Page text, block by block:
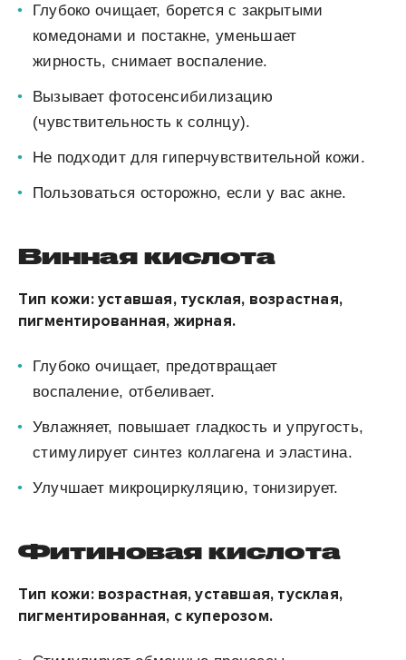
Глубоко очищает, борется с закрытыми
комедонами и постакне, уменьшает
жирность, снимает воспаление.
Вызывает фотосенсибилизацию
(чувствительность к солнцу).
Не подходит для гиперчувствительной кожи.
Пользоваться осторожно, если у вас акне.
Винная кислота
Тип кожи:уставшая, тусклая, возрастная,
пигментированная, жирная.
Глубоко очищает, предотвращает
воспаление, отбеливает.
Увлажняет, повышает гладкость и упругость,
стимулирует синтез коллагена и эластина.
Улучшает микроциркуляцию, тонизирует.
Фитиновая кислота
Тип кожи:возрастная, уставшая, тусклая,
пигментированная, с куперозом.